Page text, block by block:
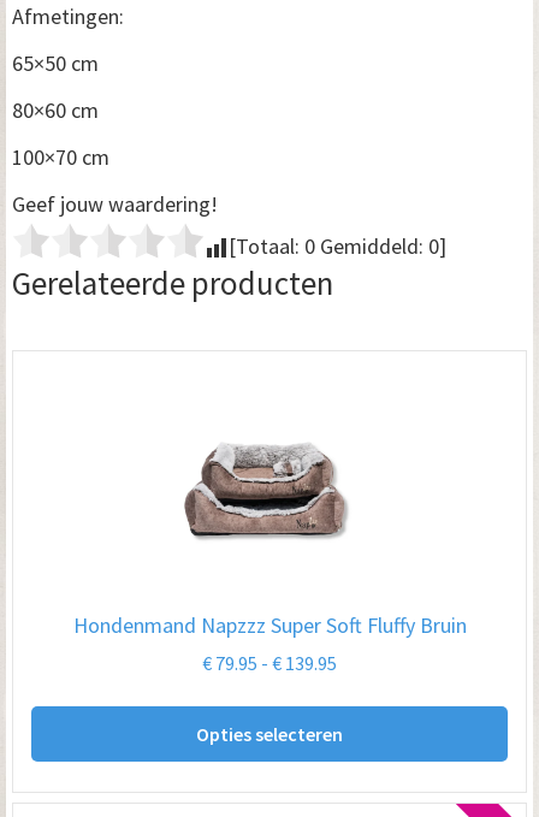
Afmetingen:
65×50 cm
80×60 cm
100×70 cm
Geef jouw waardering!
[Totaal: 0 Gemiddeld: 0]
Gerelateerde producten
Hondenmand Napzzz Super Soft Fluffy Bruin
€ 79.95 - € 139.95
€ 139.95
Opties selecteren
Dit